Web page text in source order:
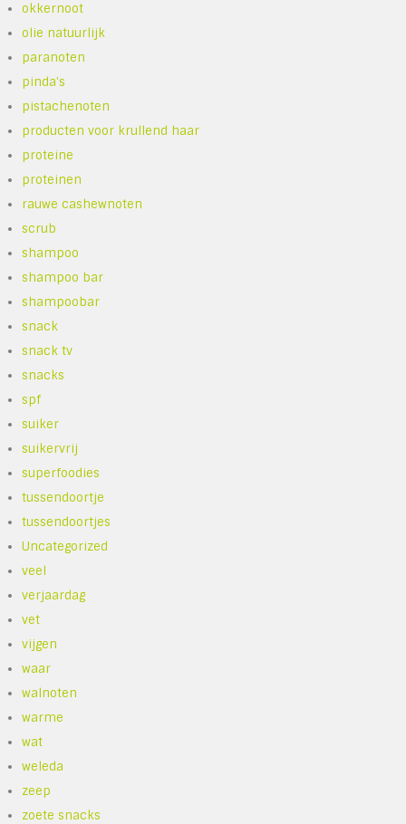
okkernoot
olie natuurlijk
paranoten
pinda's
pistachenoten
producten voor krullend haar
proteine
proteinen
rauwe cashewnoten
scrub
shampoo
shampoo bar
shampoobar
snack
snack tv
snacks
spf
suiker
suikervrij
superfoodies
tussendoortje
tussendoortjes
Uncategorized
veel
verjaardag
vet
vijgen
waar
walnoten
warme
wat
weleda
zeep
zoete snacks